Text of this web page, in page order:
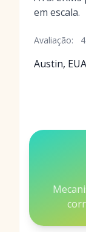
em escala.
Avaliação:
Austin,